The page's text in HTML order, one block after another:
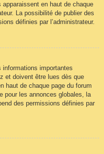
en haut de chaque
La possibilité de publier des
définies par l’administrateur.
informations importantes
et doivent être lues dès que
haut de chaque page du forum
pour les annonces globales, la
des permissions définies par